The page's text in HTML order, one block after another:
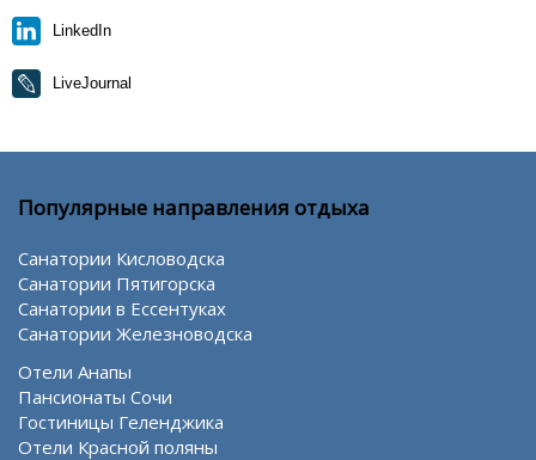
LinkedIn
LiveJournal
Популярные направления отдыха
Санатории Кисловодска
Санатории Пятигорска
Санатории в Ессентуках
Санатории Железноводска
Отели Анапы
Пансионаты Сочи
Гостиницы Геленджика
Отели Красной поляны